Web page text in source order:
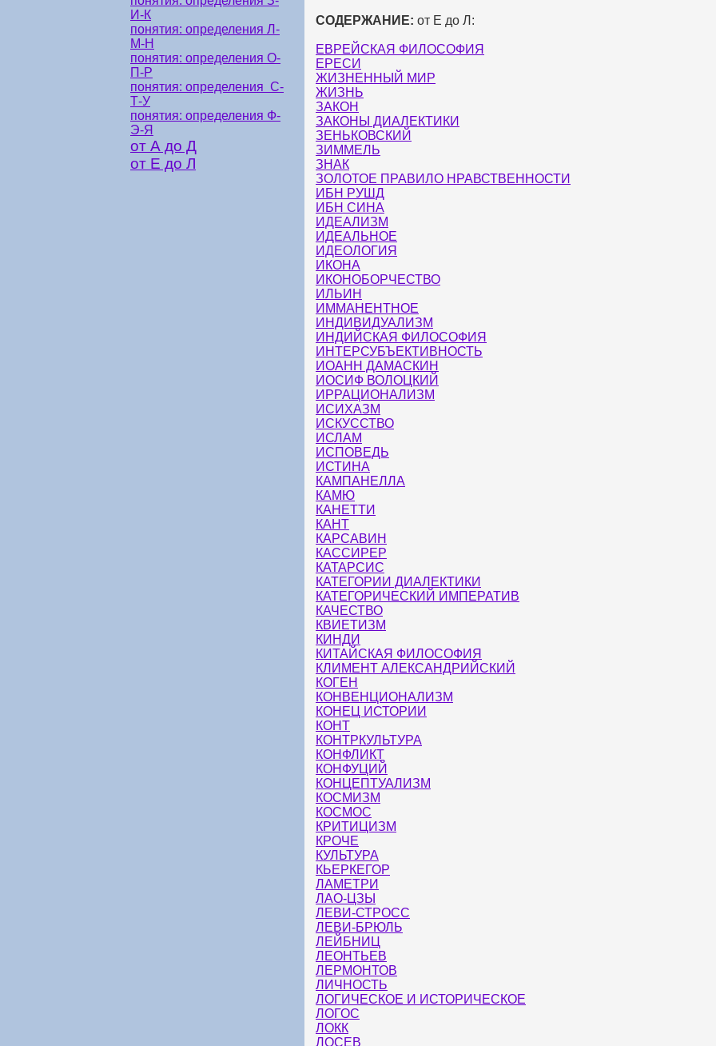
И-К
понятия: определения Л-
М-Н
понятия: определения О-
П-Р
понятия: определения С-
Т-У
понятия: определения Ф-
Э-Я
от А до Д
от Е до Л
СОДЕРЖАНИЕ: от Е до Л:
ЕВРЕЙСКАЯ ФИЛОСОФИЯ
ЕРЕСИ
ЖИЗНЕННЫЙ МИР
ЖИЗНЬ
ЗАКОН
ЗАКОНЫ ДИАЛЕКТИКИ
ЗЕНЬКОВСКИЙ
ЗИММЕЛЬ
ЗНАК
ЗОЛОТОЕ ПРАВИЛО НРАВСТВЕННОСТИ
ИБН РУШД
ИБН СИНА
ИДЕАЛИЗМ
ИДЕАЛЬНОЕ
ИДЕОЛОГИЯ
ИКОНА
ИКОНОБОРЧЕСТВО
ИЛЬИН
ИММАНЕНТНОЕ
ИНДИВИДУАЛИЗМ
ИНДИЙСКАЯ ФИЛОСОФИЯ
ИНТЕРСУБЪЕКТИВНОСТЬ
ИОАНН ДАМАСКИН
ИОСИФ ВОЛОЦКИЙ
ИРРАЦИОНАЛИЗМ
ИСИХАЗМ
ИСКУССТВО
ИСЛАМ
ИСПОВЕДЬ
ИСТИНА
КАМПАНЕЛЛА
КАМЮ
КАНЕТТИ
КАНТ
КАРСАВИН
КАССИРЕР
КАТАРСИС
КАТЕГОРИИ ДИАЛЕКТИКИ
КАТЕГОРИЧЕСКИЙ ИМПЕРАТИВ
КАЧЕСТВО
КВИЕТИЗМ
КИНДИ
КИТАЙСКАЯ ФИЛОСОФИЯ
КЛИМЕНТ АЛЕКСАНДРИЙСКИЙ
КОГЕН
КОНВЕНЦИОНАЛИЗМ
КОНЕЦ ИСТОРИИ
КОНТ
КОНТРКУЛЬТУРА
КОНФЛИКТ
КОНФУЦИЙ
КОНЦЕПТУАЛИЗМ
КОСМИЗМ
КОСМОС
КРИТИЦИЗМ
КРОЧЕ
КУЛЬТУРА
КЬЕРКЕГОР
ЛАМЕТРИ
ЛАО-ЦЗЫ
ЛЕВИ-СТРОСС
ЛЕВИ-БРЮЛЬ
ЛЕЙБНИЦ
ЛЕОНТЬЕВ
ЛЕРМОНТОВ
ЛИЧНОСТЬ
ЛОГИЧЕСКОЕ И ИСТОРИЧЕСКОЕ
ЛОГОС
ЛОКК
ЛОСЕВ